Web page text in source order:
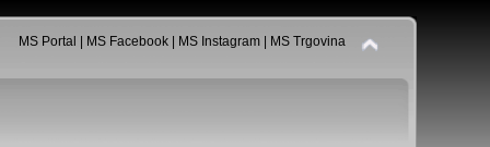
MS Portal MS Facebook| MS Instagram| MS Trgovina